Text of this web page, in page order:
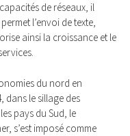
de réseaux, il
l’envoi de texte,
ainsi la croissance et le
du nord en
dans le sillage des
pays du Sud, le
s’est imposé comme